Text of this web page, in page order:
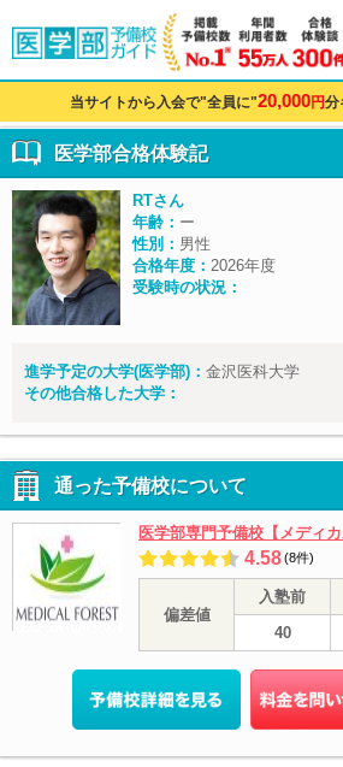
当サイトから入会で"全員に"20,000円分
医学部合格体験記
RTさん
年齢： ー
性別： 男性
合格年度： 2026年度
受験時の状況：
進学予定の大学(医学部)： 金沢医科大学
その他合格した大学：
通った予備校について
医学部専門予備校【メディカ
4.58(8件)
偏差値
入塾前
40